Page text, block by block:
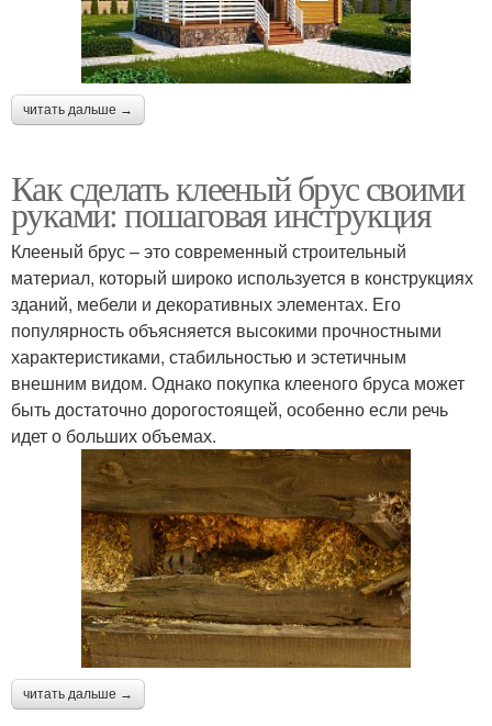
читать дальше →
Как сделать клееный брус своими
руками: пошаговая инструкция
Клееный брус – это современный строительный
материал, который широко используется в конструкциях
зданий, мебели и декоративных элементах. Его
популярность объясняется высокими прочностными
характеристиками, стабильностью и эстетичным
внешним видом. Однако покупка клееного бруса может
быть достаточно дорогостоящей, особенно если речь
идет о больших объемах.
читать дальше →